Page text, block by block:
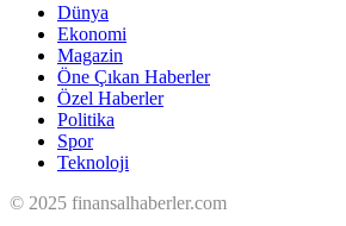
Dünya
Ekonomi
Magazin
Öne Çıkan Haberler
Özel Haberler
Politika
Spor
Teknoloji
© 2025 finansalhaberler.com